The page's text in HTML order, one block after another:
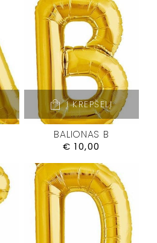
Į KREPŠELĮ
BALIONAS B
€ 10,00